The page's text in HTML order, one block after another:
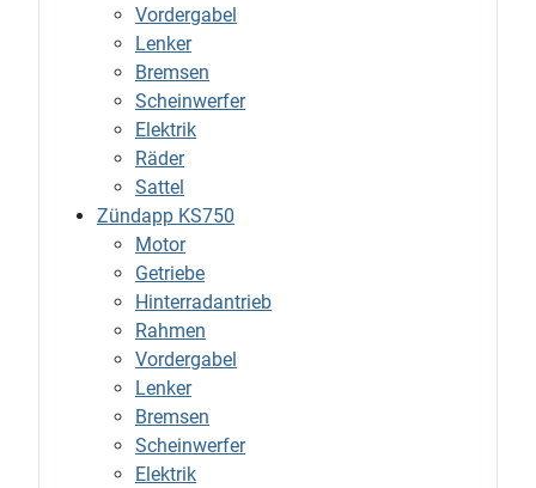
Vordergabel
Lenker
Bremsen
Scheinwerfer
Elektrik
Räder
Sattel
Zündapp KS750
Motor
Getriebe
Hinterradantrieb
Rahmen
Vordergabel
Lenker
Bremsen
Scheinwerfer
Elektrik